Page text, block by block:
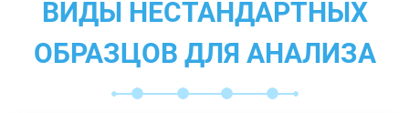
ВИДЫ НЕСТАНДАРТНЫХ
ОБРАЗЦОВ ДЛЯ АНАЛИЗА